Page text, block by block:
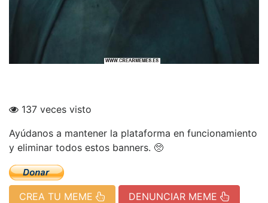
137 veces visto
Ayúdanos a mantener la plataforma en funcionamiento
y eliminar todos estos banners. 🥺
CREA TU MEME DENUNCIAR MEME